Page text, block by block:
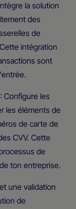
la solution
des
de
intégration
sont
: Configure les
les éléments de
de carte de
CVV. Cette
de
ton entreprise.
une validation
de